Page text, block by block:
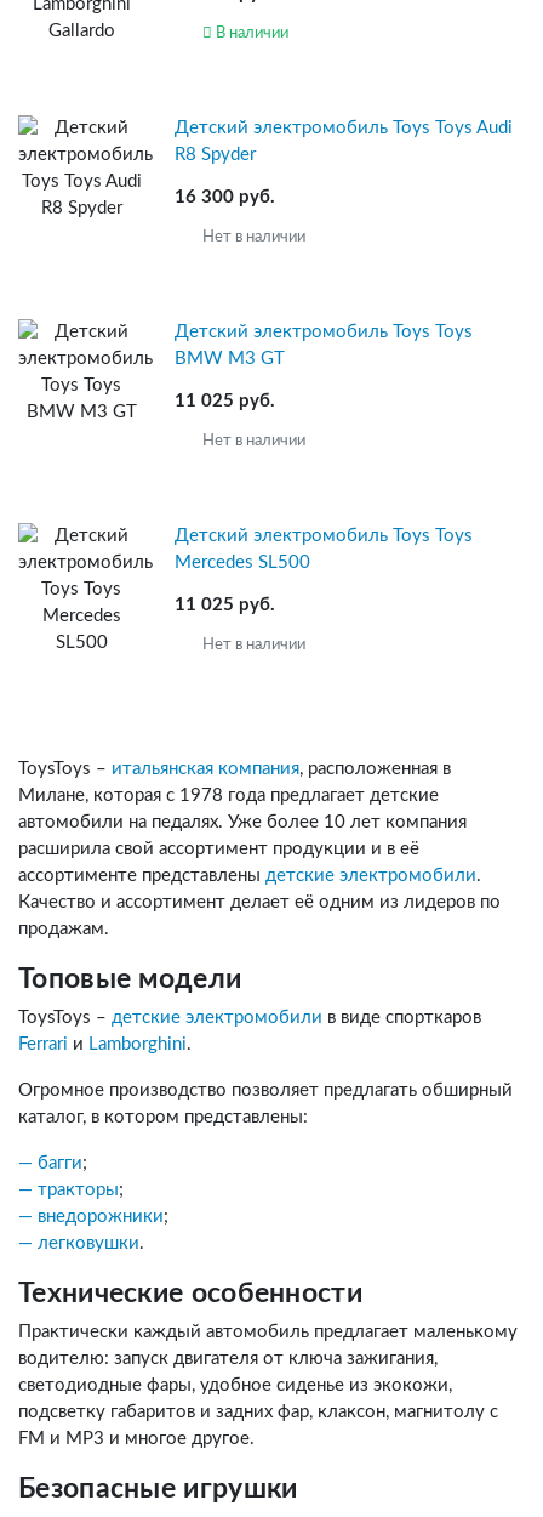
В наличии
Детский электромобиль Toys Toys Audi
R8 Spyder
16 300 руб.
Нет в наличии
Детский электромобиль Toys Toys
BMW M3 GT
11 025 руб.
Нет в наличии
Детский электромобиль Toys Toys
Mercedes SL500
11 025 руб.
Нет в наличии
ToysToys – итальянская компания, расположенная в
Милане, которая с 1978 года предлагает детские
автомобили на педалях. Уже более 10 лет компания
расширила свой ассортимент продукции и в её
ассортименте представлены детские электромобили.
Качество и ассортимент делает её одним из лидеров по
продажам.
Топовые модели
ToysToys – детские электромобили в виде спорткаров
Ferrari и Lamborghini.
Огромное производство позволяет предлагать обширный
каталог, в котором представлены:
багги;
тракторы;
внедорожники;
легковушки.
Технические особенности
Практически каждый автомобиль предлагает маленькому
водителю: запуск двигателя от ключа зажигания,
светодиодные фары, удобное сиденье из экокожи,
подсветку габаритов и задних фар, клаксон, магнитолу с
FM и MP3 и многое другое.
Безопасные игрушки